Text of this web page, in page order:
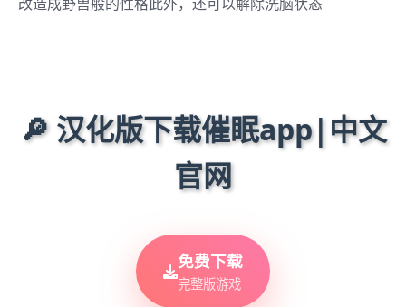
改造成野兽般的性格此外，还可以解除洗脑状态
🔎 汉化版下载催眠app|中文
官网
免费下载
完整版游戏